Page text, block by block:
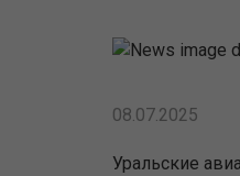
08.07.2025
Уральские